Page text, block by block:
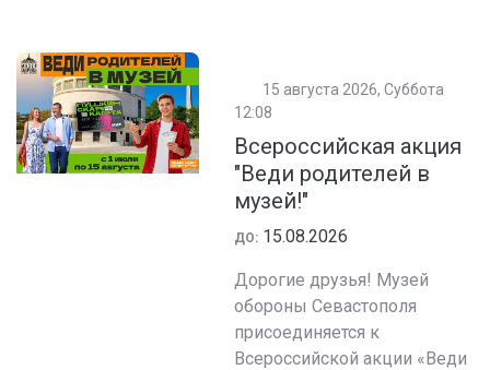
15 августа 2026, Суббота
12:08
Всероссийская акция
"Веди родителей в
музей!"
ДО: 15.08.2026
Дорогие друзья! Музей
обороны Севастополя
присоединяется к
Всероссийской акции «Веди